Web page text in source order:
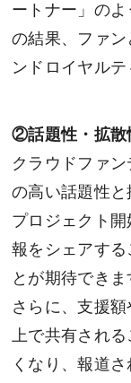
ートナー」の
の結果、ファ
ンドロイヤルテ
②話題性・拡散
クラウドファ
の高い話題性と
プロジェクト
報をシェアす
とが期待できま
さらに、支援
上で共有され
くなり、報道